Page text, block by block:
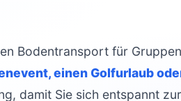
Bodentransport für
einen Golfurlaub
damit Sie sich entspannt